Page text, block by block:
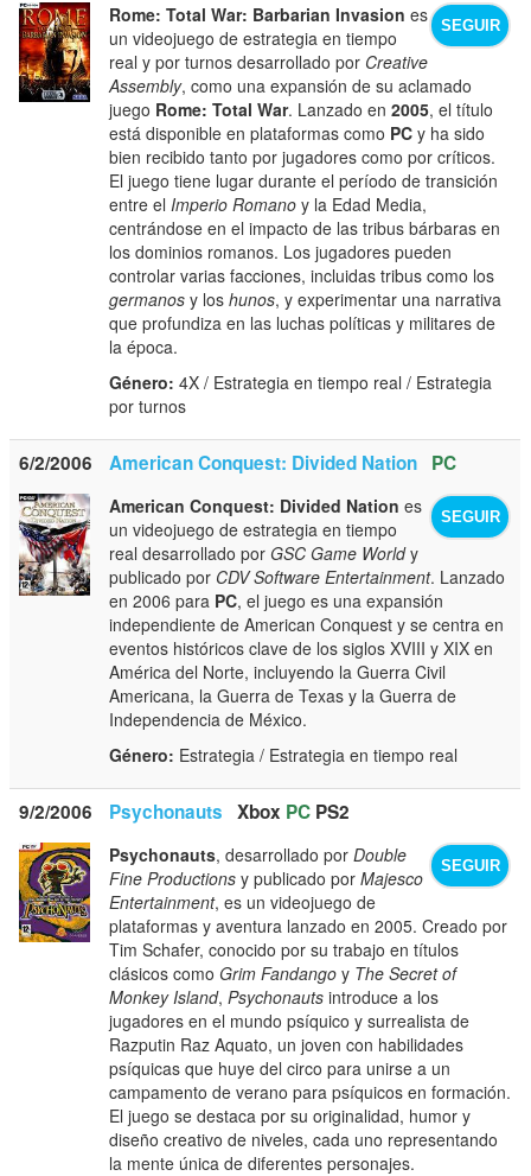
SEGUIR
Rome: Total War: Barbarian Invasion es
un videojuego de estrategia en tiempo
real y por turnos desarrollado por Creative
Assembly, como una expansión de su aclamado
juego Rome: Total War. Lanzado en2005, el título
está disponible en plataformas como PC y ha sido
bien recibido tanto por jugadores como por críticos.
El juego tiene lugar durante el período de transición
entre el Imperio Romano y la Edad Media,
centrándose en el impacto de las tribus bárbaras en
los dominios romanos. Los jugadores pueden
controlar varias facciones, incluidas tribus como los
germanos y loshunos, y experimentar una narrativa
que profundiza en las luchas políticas y militares de
la época.
Género: 4X / Estrategia en tiempo real / Estrategia
por turnos
6/2/2006 American Conquest: Divided Nation PC
SEGUIR
American Conquest: Divided Nation es
un videojuego de estrategia en tiempo
real desarrollado porGSC Game Worldy
publicado por CDV Software Entertainment. Lanzado
en 2006 para PC, el juego es una expansión
independiente de American Conquest y se centra en
eventos históricos clave de los siglos XVIII y XIX en
América del Norte, incluyendo la Guerra Civil
Americana, la Guerra de Texas y la Guerra de
Independencia de México.
Género: Estrategia / Estrategia en tiempo real
9/2/2006 Psychonauts Xbox PC PS2
SEGUIR
Psychonauts, desarrollado porDouble
Fine Productions y publicado porMajesco
Entertainment, es un videojuego de
plataformas y aventura lanzado en 2005. Creado por
Tim Schafer, conocido por su trabajo en títulos
clásicos comoGrim Fandango y The Secret of
Monkey Island,Psychonauts introduce a los
jugadores en el mundo psíquico y surrealista de
Razputin Raz Aquato, un joven con habilidades
psíquicas que huye del circo para unirse a un
campamento de verano para psíquicos en formación.
El juego se destaca por su originalidad, humor y
diseño creativo de niveles, cada uno representando
la mente única de diferentes personajes.